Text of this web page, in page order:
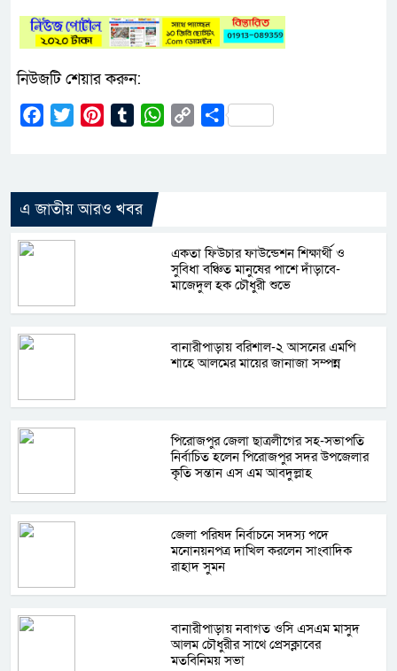
নিউজটি শেয়ার করুন:
Facebook
Twitter PinterestTumblrWhatsApp
CopyShare
এ জাতীয় আরও খবর
একতা ফিউচার ফাউন্ডেশন শিক্ষার্থী ও
সুবিধা বঞ্চিত মানুষের পাশে দাঁড়াবে-
মাজেদুল হক চৌধুরী শুভে
বানারীপাড়ায় বরিশাল-২ আসনের এমপি
শাহে আলমের মায়ের জানাজা সম্পন্ন
পিরোজপুর জেলা ছাত্রলীগের সহ-সভাপতি
নির্বাচিত হলেন পিরোজপুর সদর উপজেলার
কৃতি সন্তান এস এম আবদুল্লাহ
জেলা পরিষদ নির্বাচনে সদস্য পদে
মনোনয়নপত্র দাখিল করলেন সাংবাদিক
রাহাদ সুমন
বানারীপাড়ায় নবাগত ওসি এসএম মাসুদ
আলম চৌধুরীর সাথে প্রেসক্লাবের
মতবিনিময় সভা